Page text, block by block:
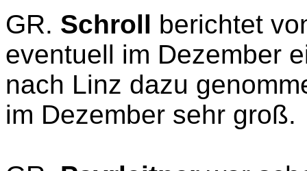
GR. Schroll berichtet
eventuell im Dezember
nach Linz dazu
im Dezember sehr groß.